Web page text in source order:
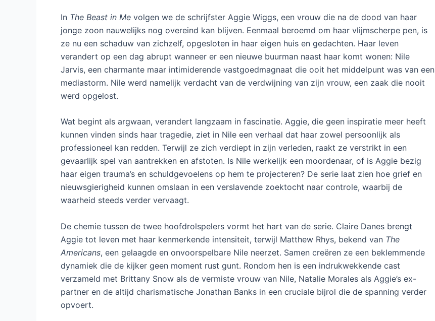
In The Beast in Me volgen we de schrijfster Aggie Wiggs, een vrouw die na de dood van haar
jonge zoon nauwelijks nog overeind kan blijven. Eenmaal beroemd om haar vlijmscherpe pen, is
ze nu een schaduw van zichzelf, opgesloten in haar eigen huis en gedachten. Haar leven
verandert op een dag abrupt wanneer er een nieuwe buurman naast haar komt wonen: Nile
Jarvis, een charmante maar intimiderende vastgoedmagnaat die ooit het middelpunt was van een
mediastorm. Nile werd namelijk verdacht van de verdwijning van zijn vrouw, een zaak die nooit
werd opgelost.
Wat begint als argwaan, verandert langzaam in fascinatie. Aggie, die geen inspiratie meer heeft
kunnen vinden sinds haar tragedie, ziet in Nile een verhaal dat haar zowel persoonlijk als
professioneel kan redden. Terwijl ze zich verdiept in zijn verleden, raakt ze verstrikt in een
gevaarlijk spel van aantrekken en afstoten. Is Nile werkelijk een moordenaar, of is Aggie bezig
haar eigen trauma’s en schuldgevoelens op hem te projecteren? De serie laat zien hoe grief en
nieuwsgierigheid kunnen omslaan in een verslavende zoektocht naar controle, waarbij de
waarheid steeds verder vervaagt.
De chemie tussen de twee hoofdrolspelers vormt het hart van de serie. Claire Danes brengt
Aggie tot leven met haar kenmerkende intensiteit, terwijl Matthew Rhys, bekend van The
Americans, een gelaagde en onvoorspelbare Nile neerzet. Samen creëren ze een beklemmende
dynamiek die de kijker geen moment rust gunt. Rondom hen is een indrukwekkende cast
verzameld met Brittany Snow als de vermiste vrouw van Nile, Natalie Morales als Aggie’s ex-
partner en de altijd charismatische Jonathan Banks in een cruciale bijrol die de spanning verder
opvoert.